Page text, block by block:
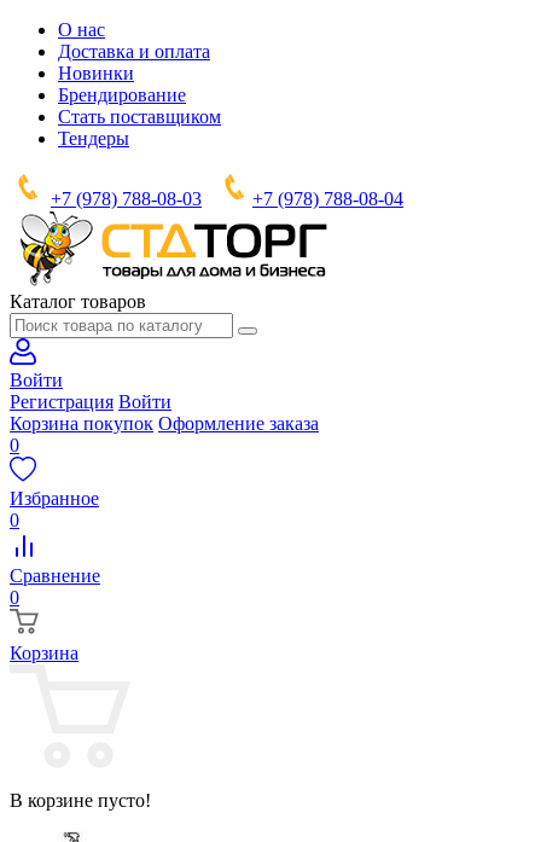
О нас
Доставка и оплата
Новинки
Брендирование
Стать поставщиком
Тендеры
+7 (978) 788-08-03 +7 (978) 788-08-04
Каталог товаров
Войти
Регистрация Войти
Корзина покупок Оформление заказа
0
Избранное
0
Сравнение
0
Корзина
В корзине пусто!